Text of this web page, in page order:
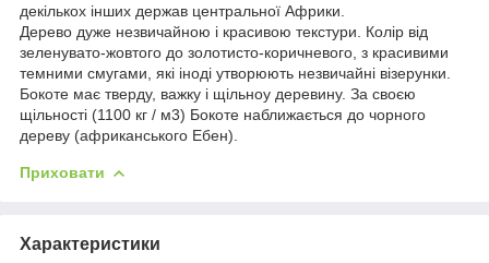
декількох інших держав центральної Африки.
Дерево дуже незвичайною і красивою текстури. Колір від
зеленувато-жовтого до золотисто-коричневого, з красивими
темними смугами, які іноді утворюють незвичайні візерунки.
Бокоте має тверду, важку і щільноу деревину. За своєю
щільності (1100 кг / м3) Бокоте наближається до чорного
дереву (африканського Ебен).
Приховати
Характеристики